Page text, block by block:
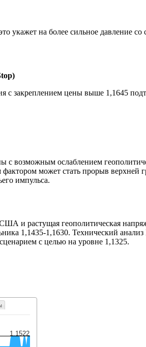
укажет на более сильное давление
с закреплением цены выше 1,1645
с возможным ослаблением
может стать прорыв
импульса.
и растущая геополитическая
1,1435-1,1630. Технический
с целью на уровне 1,1325.
1.1522